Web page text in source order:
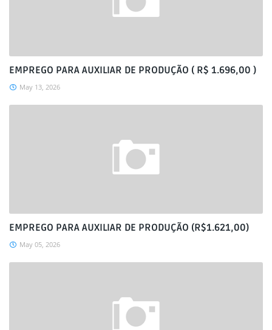
EMPREGO PARA AUXILIAR DE PRODUÇÃO ( R$ 1.696,00 )
May 13, 2026
EMPREGO PARA AUXILIAR DE PRODUÇÃO (R$1.621,00)
May 05, 2026